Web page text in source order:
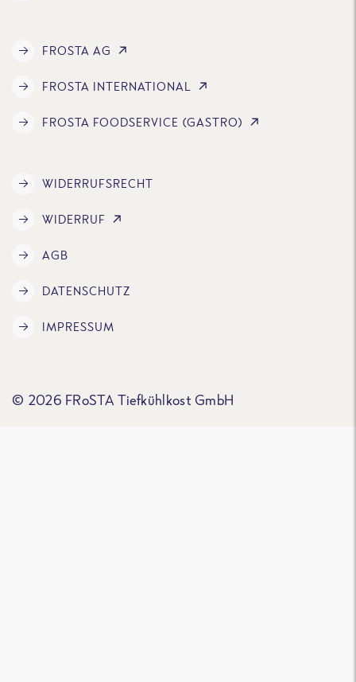
FROSTA AG
FROSTA INTERNATIONAL
FROSTA FOODSERVICE (GASTRO)
WIDERRUFSRECHT
WIDERRUF
AGB
DATENSCHUTZ
IMPRESSUM
© 2026 FRoSTA Tiefkühlkost GmbH